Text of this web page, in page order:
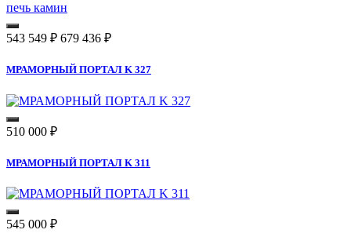
543 549 ₽ 679 436 ₽
МРАМОРНЫЙ ПОРТАЛ K 327
510 000 ₽
МРАМОРНЫЙ ПОРТАЛ K 311
545 000 ₽